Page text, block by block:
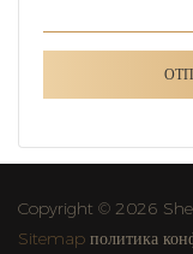
Copyright © 2026
Sitemap политика